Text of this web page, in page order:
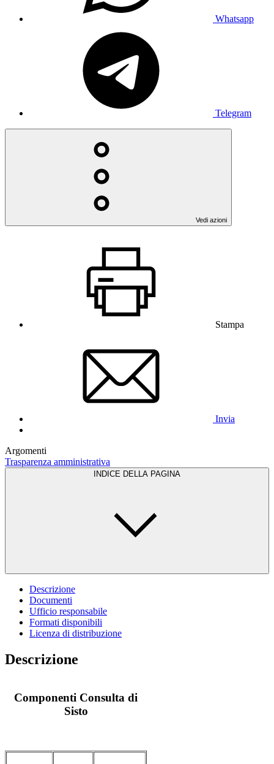
Whatsapp
Telegram
Vedi azioni
Stampa
Invia
Argomenti
Trasparenza amministrativa
INDICE DELLA PAGINA
Descrizione
Documenti
Ufficio responsabile
Formati disponibili
Licenza di distribuzione
Descrizione
Componenti Consulta di
Sisto